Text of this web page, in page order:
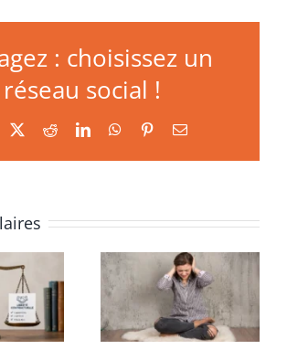
: choisissez un
réseau social !
RedditLinkedInWhatsApp
PinterestEmail